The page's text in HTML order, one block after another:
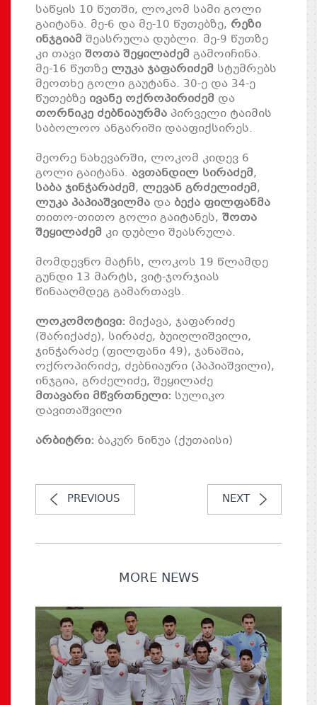
საწყის 10 წუთში, ლოკომ სამი გოლი
გაიტანა. მე-6 და მე-10 წუთებზე, რეზი
ინჯგიამ შეასრულა დუბლი. მე-9 წუთზე
კი თავი შოთა შეყილაძემ გამოიჩინა.
მე-16 წუთზე ლუკა ჯაფარიძემ სტუმრებს
მეოთხე გოლი გაუტანა. 30-ე და 34-ე
წუთებზე ივანე ოქროპირიძემ და
თორნიკე ძებნიაურმა პირველი ტაიმის
საბოლოო ანგარიში დააფიქსირეს.
მეორე ნახევარში, ლოკომ კიდევ 6
გოლი გაიტანა. ავთანდილ სირაძემ,
საბა ჯინჭარაძემ, ლევან გრძელიძემ,
ლუკა პაპიაშვილმა და ბექა ფილფანმა
თითო-თითო გოლი გაიტანეს, შოთა
შეყილაძემ კი დუბლი შეასრულა.
მომდევნო მატჩს, ლოკოს 19 წლამდე
გუნდი 13 მარტს, ვიტ-ჯორჯიას
წინააღმდეგ გამართავს.
ლოკომოტივი: მიქავა, ჯაფარიძე
(შარიქაძე), სირაძე, ბუიღლიშვილი,
ჯინჭარაძე (ფილფანი 49), ჯანაშია,
ოქროპირიძე, ძებნიაური (პაპიაშვილი),
ინჯგია, გრძელიძე, შეყილაძე
მთავარი მწვრთნელი: სულიკო
დავითაშვილი
არბიტრი: ბაკურ ნინუა (ქუთაისი)
PREVIOUS NEXT
MORE NEWS